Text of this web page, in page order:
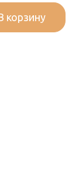
В корзину